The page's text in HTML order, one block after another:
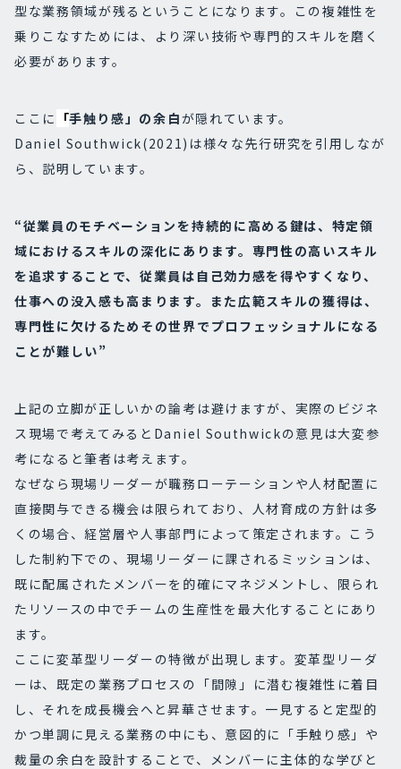
型な業務領域が残るということになります。この複雑性を
乗りこなすためには、より深い技術や専門的スキルを磨く
必要があります。
ここに 「手触り感」の余白が隠れています。
Daniel Southwick(2021)は様々な先行研究を引用しなが
ら、説明しています。
“従業員のモチベーションを持続的に高める鍵は、特定領
域におけるスキルの深化にあります。専門性の高いスキル
を追求することで、従業員は自己効力感を得やすくなり、
仕事への没入感も高まります。また広範スキルの獲得は、
専門性に欠けるためその世界でプロフェッショナルになる
ことが難しい”
上記の立脚が正しいかの論考は避けますが、実際のビジネ
ス現場で考えてみるとDaniel Southwickの意見は大変参
考になると筆者は考えます。
なぜなら現場リーダーが職務ローテーションや人材配置に
直接関与できる機会は限られており、人材育成の方針は多
くの場合、経営層や人事部門によって策定されます。こう
した制約下での、現場リーダーに課されるミッションは、
既に配属されたメンバーを的確にマネジメントし、限られ
たリソースの中でチームの生産性を最大化することにあり
ます。
ここに変革型リーダーの特徴が出現します。変革型リーダ
ーは、既定の業務プロセスの「間隙」に潜む複雑性に着目
し、それを成長機会へと昇華させます。一見すると定型的
かつ単調に見える業務の中にも、意図的に「手触り感」や
裁量の余白を設計することで、メンバーに主体的な学びと